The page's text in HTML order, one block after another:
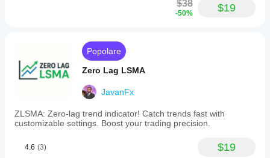
$38
-50% $19
Popolare
Zero Lag LSMA
JavanFx
ZLSMA: Zero-lag trend indicator! Catch trends fast with
customizable settings. Boost your trading precision.
4.6 (3) $19